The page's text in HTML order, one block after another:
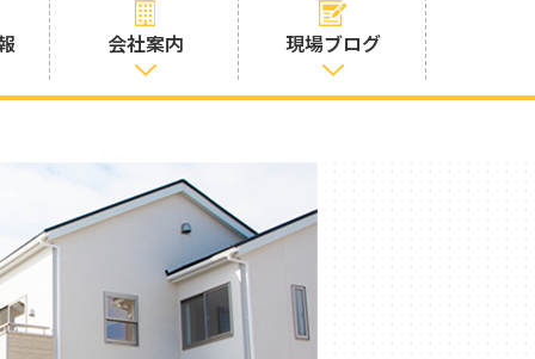
会社案内
職人・スタッフ
紹介
お問い合わせか
らの流れ
よくあるご質問
現場ブログ